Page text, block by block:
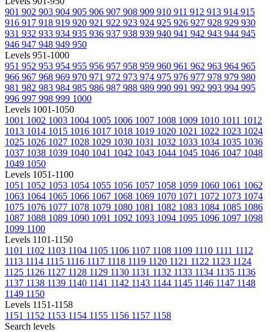
901 902 903 904 905 906 907 908 909 910 911 912 913 914 915
916 917 918 919 920 921 922 923 924 925 926 927 928 929 930
931 932 933 934 935 936 937 938 939 940 941 942 943 944 945
946 947 948 949 950
Levels 951-1000
951 952 953 954 955 956 957 958 959 960 961 962 963 964 965
966 967 968 969 970 971 972 973 974 975 976 977 978 979 980
981 982 983 984 985 986 987 988 989 990 991 992 993 994 995
996 997 998 999 1000
Levels 1001-1050
1001 1002 1003 1004 1005 1006 1007 1008 1009 1010 1011 1012
1013 1014 1015 1016 1017 1018 1019 1020 1021 1022 1023 1024
1025 1026 1027 1028 1029 1030 1031 1032 1033 1034 1035 1036
1037 1038 1039 1040 1041 1042 1043 1044 1045 1046 1047 1048
1049 1050
Levels 1051-1100
1051 1052 1053 1054 1055 1056 1057 1058 1059 1060 1061 1062
1063 1064 1065 1066 1067 1068 1069 1070 1071 1072 1073 1074
1075 1076 1077 1078 1079 1080 1081 1082 1083 1084 1085 1086
1087 1088 1089 1090 1091 1092 1093 1094 1095 1096 1097 1098
1099 1100
Levels 1101-1150
1101 1102 1103 1104 1105 1106 1107 1108 1109 1110 1111 1112
1113 1114 1115 1116 1117 1118 1119 1120 1121 1122 1123 1124
1125 1126 1127 1128 1129 1130 1131 1132 1133 1134 1135 1136
1137 1138 1139 1140 1141 1142 1143 1144 1145 1146 1147 1148
1149 1150
Levels 1151-1158
1151 1152 1153 1154 1155 1156 1157 1158
Search levels